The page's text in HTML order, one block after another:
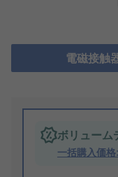
電磁接触
ボリューム
一括購入価